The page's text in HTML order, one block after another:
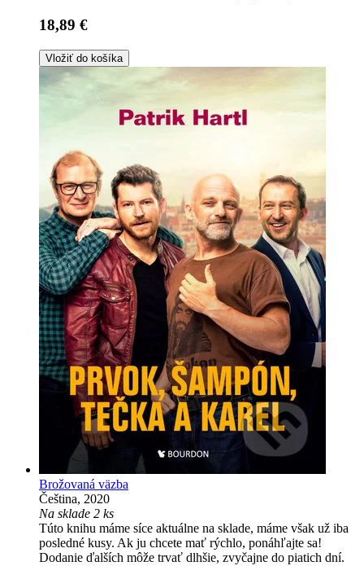
18,89 €
Vložiť do košíka
Brožovaná väzba
Čeština, 2020
Na sklade 2 ks
Túto knihu máme síce aktuálne na sklade, máme však už iba
posledné kusy. Ak ju chcete mať rýchlo, ponáhľajte sa!
Dodanie ďalších môže trvať dlhšie, zvyčajne do piatich dní.